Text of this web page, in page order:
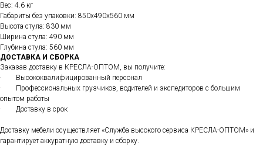
Вес: 4.6 кг
Габариты без упаковки: 850х490х560 мм
Высота стула: 830 мм
Ширина стула: 490 мм
Глубина стула: 560 мм
ДОСТАВКА И СБОРКА
Заказав доставку в КРЕСЛА-ОПТОМ, вы получите:
· Высококвалифицированный персонал
· Профессиональных грузчиков, водителей и экспедиторов с большим
опытом работы
· Доставку в срок
Доставку мебели осуществляет «Служба высокого сервиса КРЕСЛА-ОПТОМ» и
гарантирует аккуратную доставку и сборку.